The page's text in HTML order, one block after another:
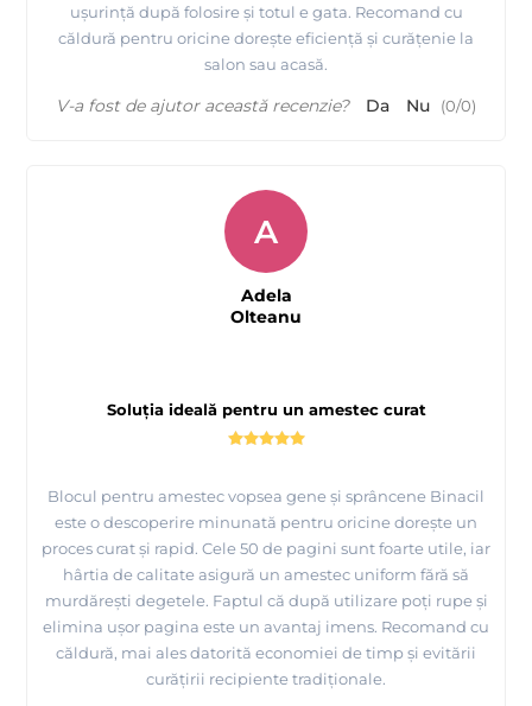
ușurință după folosire și totul e gata. Recomand cu
căldură pentru oricine dorește eficiență și curățenie la
salon sau acasă.
V-a fost de ajutor această recenzie? Da Nu (0/0)
Soluția ideală pentru un amestec curat
Blocul pentru amestec vopsea gene și sprâncene Binacil
este o descoperire minunată pentru oricine dorește un
proces curat și rapid. Cele 50 de pagini sunt foarte utile, iar
hârtia de calitate asigură un amestec uniform fără să
murdărești degetele. Faptul că după utilizare poți rupe și
elimina ușor pagina este un avantaj imens. Recomand cu
căldură, mai ales datorită economiei de timp și evitării
curățirii recipiente tradiționale.
A
Adela
Olteanu